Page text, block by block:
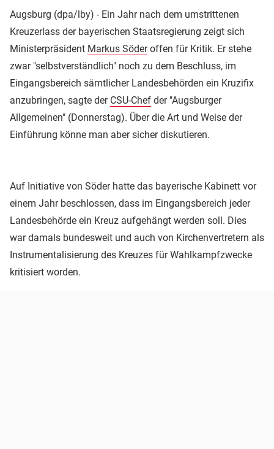
Augsburg (dpa/lby) - Ein Jahr nach dem umstrittenen
Kreuzerlass der bayerischen Staatsregierung zeigt sich
Ministerpräsident Markus Söderoffen für Kritik. Er stehe
zwar "selbstverständlich" noch zu dem Beschluss, im
Eingangsbereich sämtlicher Landesbehörden ein Kruzifix
anzubringen, sagte der CSU-Chef der "Augsburger
Allgemeinen" (Donnerstag). Über die Art und Weise der
Einführung könne man aber sicher diskutieren.
Auf Initiative von Söder hatte das bayerische Kabinett vor
einem Jahr beschlossen, dass im Eingangsbereich jeder
Landesbehörde ein Kreuz aufgehängt werden soll. Dies
war damals bundesweit und auch von Kirchenvertretern als
Instrumentalisierung des Kreuzes für Wahlkampfzwecke
kritisiert worden.